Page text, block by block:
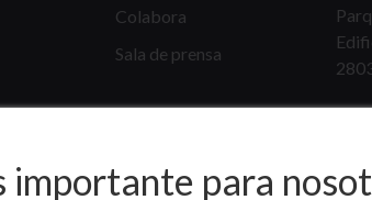
importante para
Colabora
Sala de prensa